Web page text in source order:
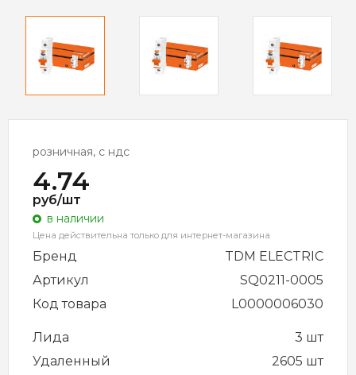
розничная, с ндс
4.74
руб/шт
в наличии
Цена действительна только для интернет-магазина
Бренд
TDM ELECTRIC
Артикул
SQ0211-0005
Код товара
L0000006030
Лида
3 шт
Удаленный
2605 шт